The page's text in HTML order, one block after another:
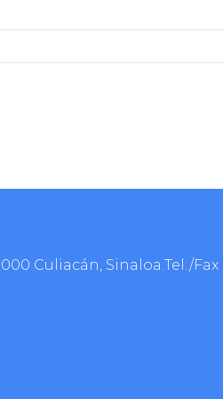
Culiacán, Sinaloa.Tel./Fax